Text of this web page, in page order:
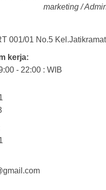
marketing /
001/01 No.5
kerja:
- 22:00 : WIB